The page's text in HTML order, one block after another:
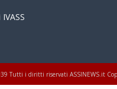
Tutti i diritti riservati ASSINEWS.it